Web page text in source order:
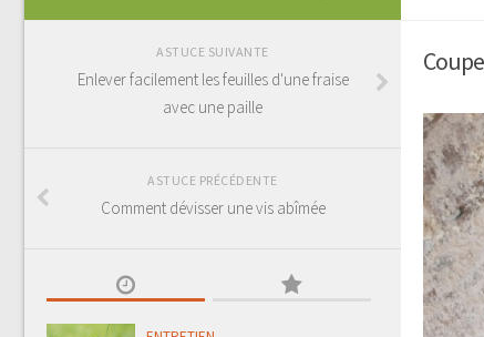
ASTUCE SUIVANTE
Enlever facilement les feuilles d'une fraise
avec une paille
ASTUCE PRÉCÉDENTE
Comment dévisser une vis abîmée